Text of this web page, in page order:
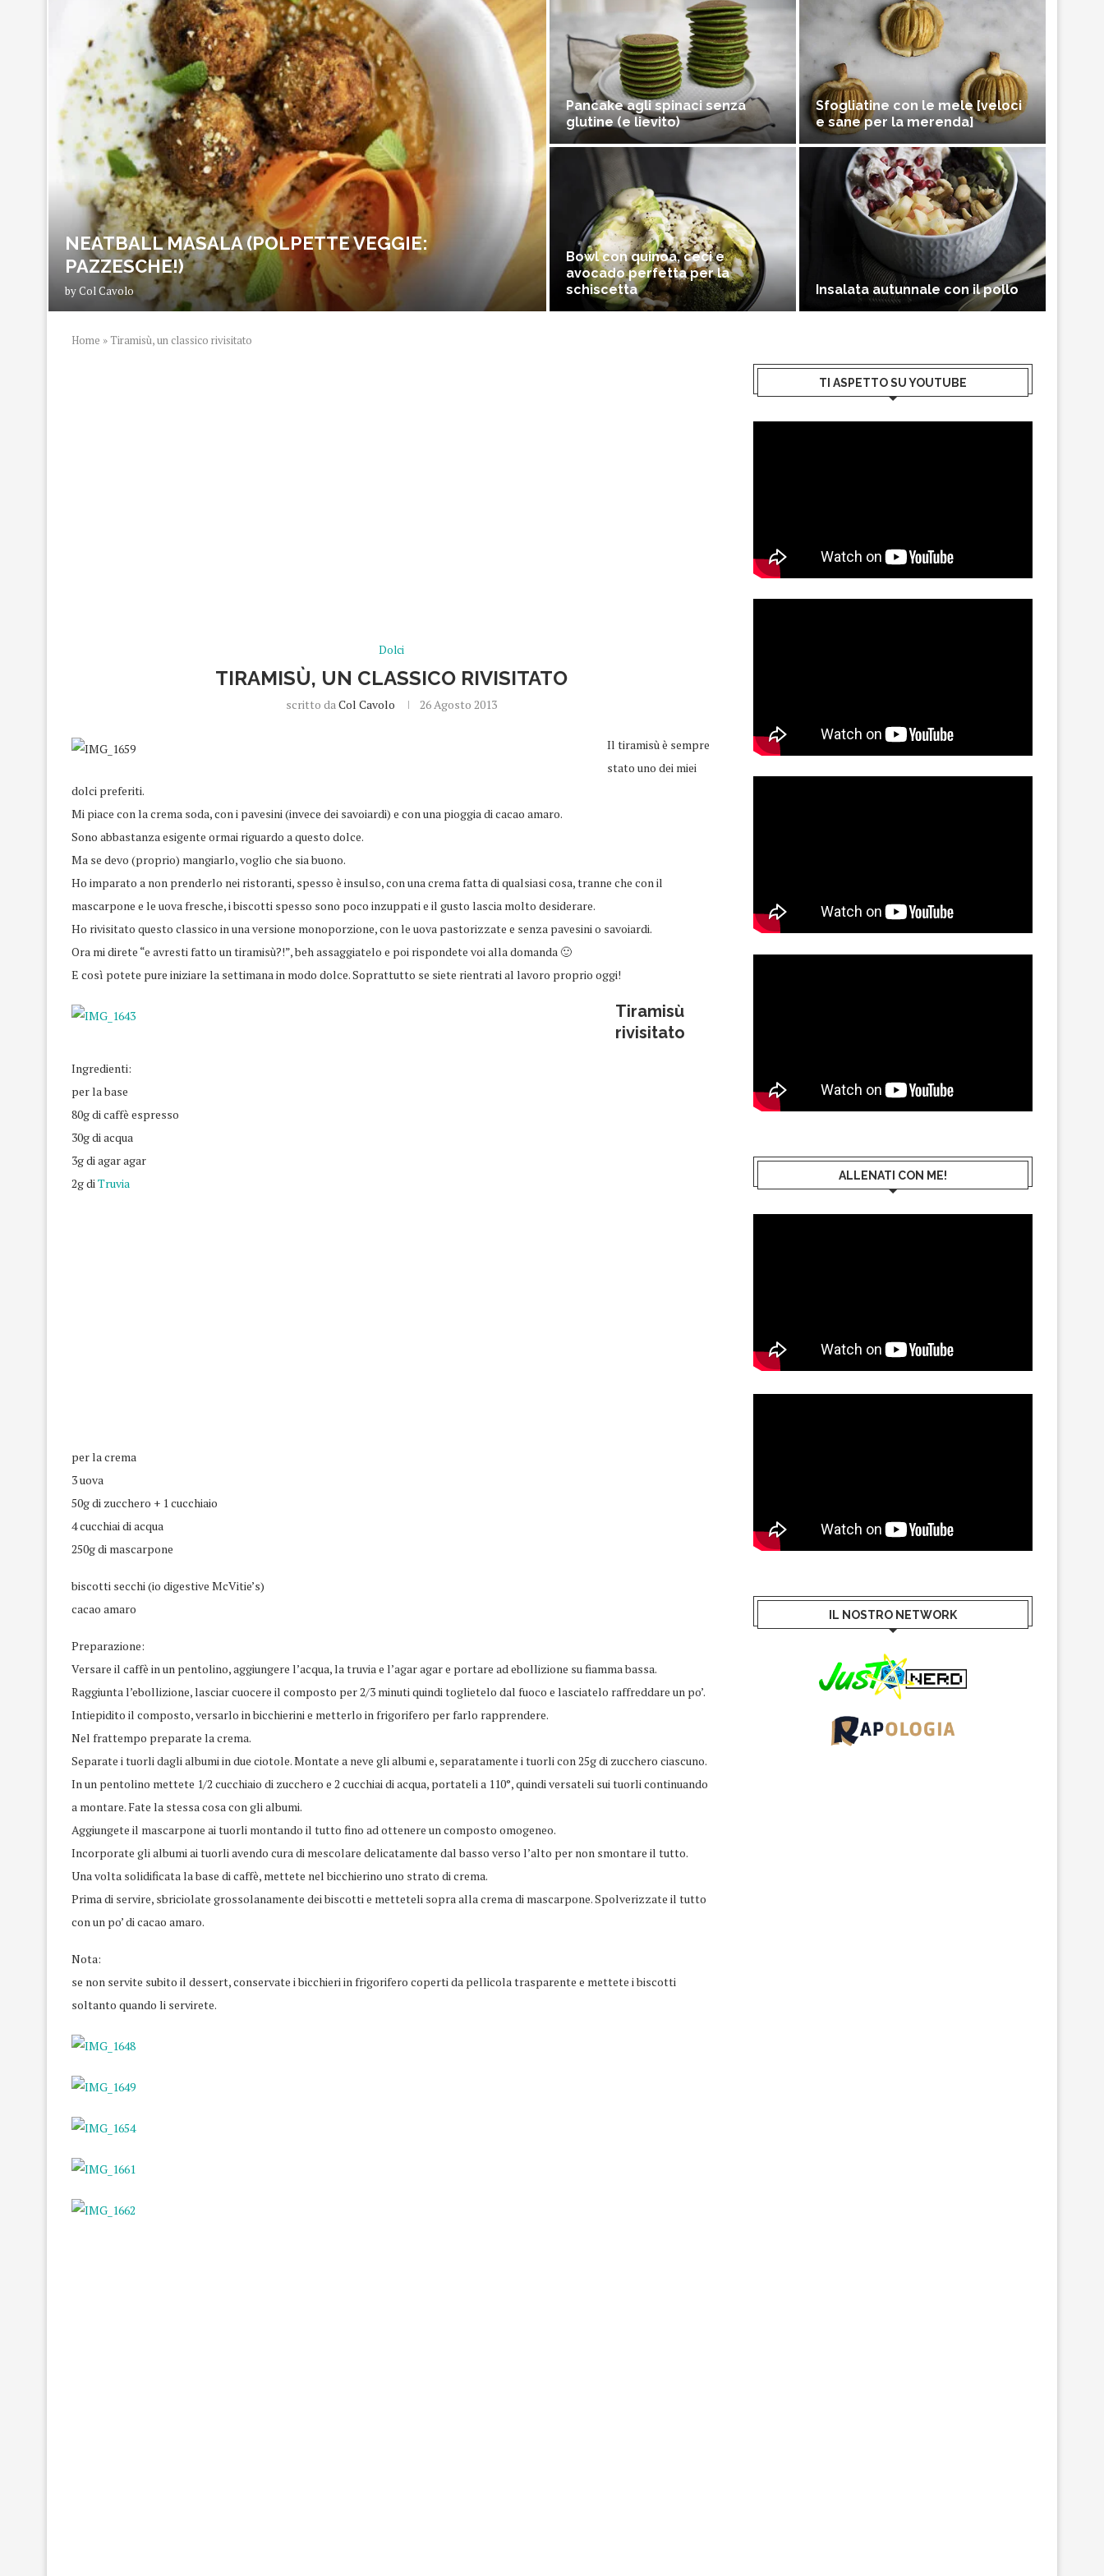
NEATBALL MASALA (POLPETTE VEGGIE:
PAZZESCHE!)
byCol Cavolo
Pancake agli spinaci senza
glutine (e lievito)
Bowl con quinoa, ceci e
avocado perfetta per la
schiscetta
Sfogliatine con le mele [veloci
e sane per la merenda]
Insalata autunnale con il pollo
Home »Tiramisù, un classico rivisitato
Dolci
TIRAMISÙ, UN CLASSICO RIVISITATO
scritto daCol Cavolo 26 Agosto 2013
Il tiramisù è sempre
stato uno dei miei
dolci preferiti.
Mi piace con la crema soda, con i pavesini (invece dei savoiardi) e con una pioggia di cacao amaro.
Sono abbastanza esigente ormai riguardo a questo dolce.
Ma se devo (proprio) mangiarlo, voglio che sia buono.
Ho imparato a non prenderlo nei ristoranti, spesso è insulso, con una crema fatta di qualsiasi cosa, tranne che con il
mascarpone e le uova fresche, i biscotti spesso sono poco inzuppati e il gusto lascia molto desiderare.
Ho rivisitato questo classico in una versione monoporzione, con le uova pastorizzate e senza pavesini o savoiardi.
Ora mi direte “e avresti fatto un tiramisù?!”, beh assaggiatelo e poi rispondete voi alla domanda 🙂
E così potete pure iniziare la settimana in modo dolce. Soprattutto se siete rientrati al lavoro proprio oggi!
Tiramisù
rivisitato
Ingredienti:
per la base
80g di caffè espresso
30g di acqua
3g di agar agar
2g diTruvia
per la crema
3 uova
50g di zucchero + 1 cucchiaio
4 cucchiai di acqua
250g di mascarpone
biscotti secchi (io digestive McVitie’s)
cacao amaro
Preparazione:
Versare il caffè in un pentolino, aggiungere l’acqua, la truvia e l’agar agar e portare ad ebollizione su fiamma bassa.
Raggiunta l’ebollizione, lasciar cuocere il composto per 2/3 minuti quindi toglietelo dal fuoco e lasciatelo raffreddare un po’.
Intiepidito il composto, versarlo in bicchierini e metterlo in frigorifero per farlo rapprendere.
Nel frattempo preparate la crema.
Separate i tuorli dagli albumi in due ciotole. Montate a neve gli albumi e, separatamente i tuorli con 25g di zucchero ciascuno.
In un pentolino mettete 1/2 cucchiaio di zucchero e 2 cucchiai di acqua, portateli a 110°, quindi versateli sui tuorli continuando
a montare. Fate la stessa cosa con gli albumi.
Aggiungete il mascarpone ai tuorli montando il tutto fino ad ottenere un composto omogeneo.
Incorporate gli albumi ai tuorli avendo cura di mescolare delicatamente dal basso verso l’alto per non smontare il tutto.
Una volta solidificata la base di caffè, mettete nel bicchierino uno strato di crema.
Prima di servire, sbriciolate grossolanamente dei biscotti e metteteli sopra alla crema di mascarpone. Spolverizzate il tutto
con un po’ di cacao amaro.
Nota:
se non servite subito il dessert, conservate i bicchieri in frigorifero coperti da pellicola trasparente e mettete i biscotti
soltanto quando li servirete.
TI ASPETTO SU YOUTUBE
ALLENATI CON ME!
IL NOSTRO NETWORK